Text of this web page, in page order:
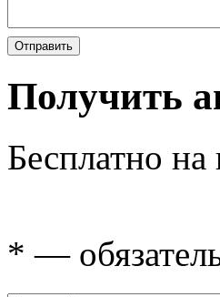
Получить
Бесплатно на
* —